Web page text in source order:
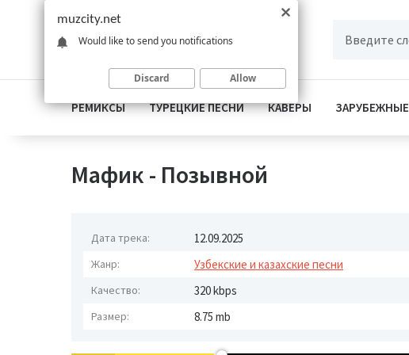
РЕМИКСЫ ТУРЕЦКИЕ ПЕСНИ КАВЕРЫ ЗАРУБЕЖНЫЕ
Мафик - Позывной
Дата трека: 12.09.2025
Жанр: Узбекские и казахские песни
Качество: 320 kbps
Размер: 8.75 mb
muzcity.net
Would like to send you notifications
Discard Allow